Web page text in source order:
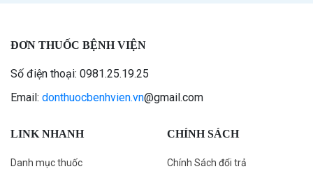
ĐƠN THUỐC BỆNH VIỆN
Số điện thoại: 0981.25.19.25
Email: donthuocbenhvien.vn@gmail.com
LINK NHANH
Danh mục thuốc
CHÍNH SÁCH
Chính Sách đổi trả